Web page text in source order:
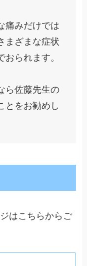
痛みだけでは
まざまな症状
られます。
ら佐藤先生の
とをお勧めし
はこちらからご